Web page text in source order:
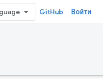
GitHub Войти